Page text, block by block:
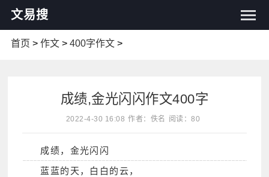
文易搜
首页 > 作文> 400字作文>
成绩,金光闪闪作文400字
2022-4-30 16:08 作者：佚名 阅读：80
成绩，金光闪闪
蓝蓝的天，白白的云，